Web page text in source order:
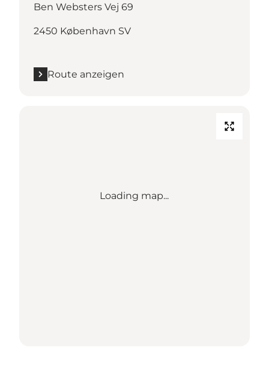
Ben Websters Vej 69
2450 København SV
Route anzeigen
Loading map...